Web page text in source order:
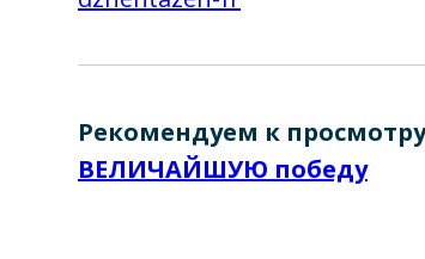
Рекомендуем к
ВЕЛИЧАЙШУЮ победу